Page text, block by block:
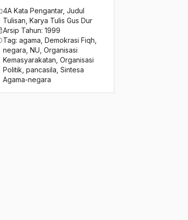
4A Kata Pengantar, Judul
Tulisan Karya Tulis Gus Dur
Arsip Tahun: 1999
Tag: agama Demokrasi Fiqh
negara NU Organisasi
Kemasyarakatan Organisasi
Politik pancasila Sintesa
Agama-negara